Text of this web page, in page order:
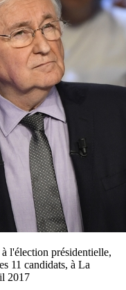
l'élection présidentielle,
11 candidats, à La
2017